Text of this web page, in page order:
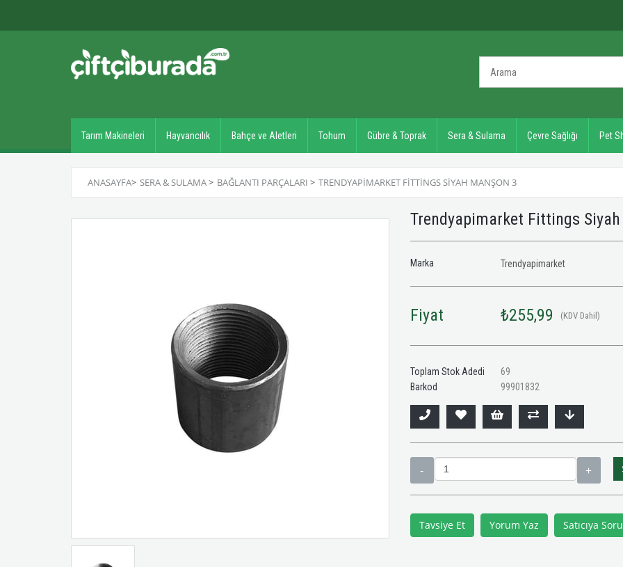
Tarım Makineleri Hayvancılık Bahçe ve Aletleri Tohum Gübre & Toprak Sera & Sulama Çevre Sağlığı Pet
ANASAYFA> SERA & SULAMA> BAĞLANTI PARÇALARI > TRENDYAPIMARKET FITTINGS SIYAH MANŞON 3
Trendyapimarket Fittings
Marka Trendyapimarket
Fiyat ₺255,99 (KDV Dahil)
Toplam Stok Adedi
69
Barkod
99901832
Tavsiye Et Yorum Yaz Satıcıya